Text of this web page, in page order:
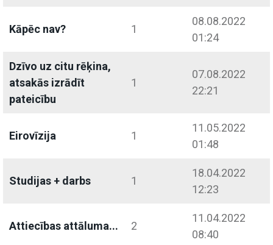
Kāpēc nav? 1
08.08.2022
01:24
Dzīvo uz citu rēķina,
atsakās izrādīt
pateicību
1
07.08.2022
22:21
Eirovīzija 1
11.05.2022
01:48
Studijas + darbs 1
18.04.2022
12:23
Attiecības attāluma... 2
11.04.2022
08:40